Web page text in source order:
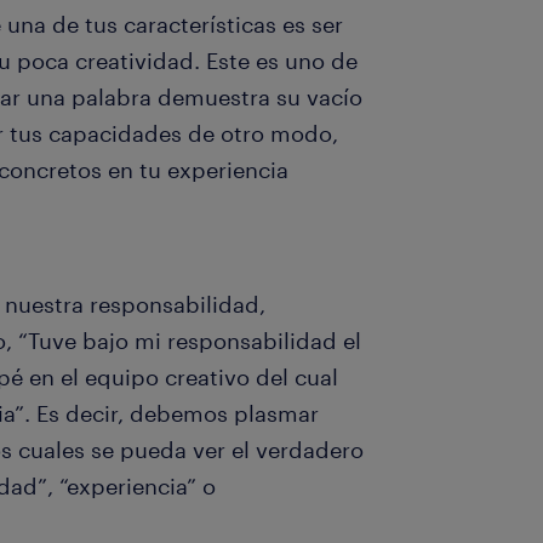
de tus características es ser
poca creatividad. Este es uno de
una palabra demuestra su vacío
capacidades de otro modo,
en tu experiencia
responsabilidad,
“Tuve bajo mi responsabilidad el
en el equipo creativo del cual
Es decir, debemos plasmar
cuales se pueda ver el verdadero
“experiencia” o